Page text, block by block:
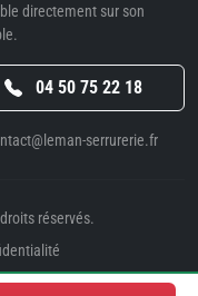
directement sur son
04 50 75 22 18
serrurerie.fr
réservés.